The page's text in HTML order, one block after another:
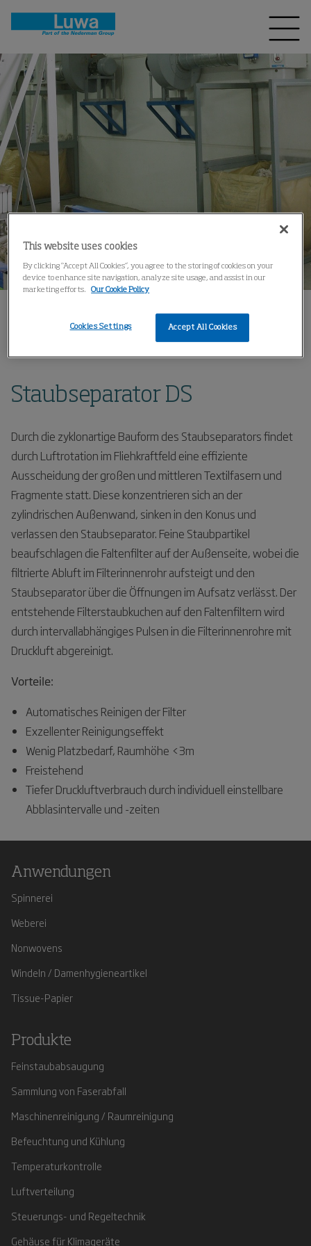
Produkte
Feinstaubabsaugung
Staubseparator DS
Durch die zyklonartige Bauform des Staubseparators findet
durch Luftrotation im Fliehkraftfeld eine effiziente
Ausscheidung der großen und mittleren Textilfasern und
Fragmente statt. Diese konzentrieren sich an der
zylindrischen Außenwand, sinken in den Konus und
verlassen den Staubseparator. Feine Staubpartikel
beaufschlagen die Faltenfilter auf der Außenseite, wobei die
filtrierte Abluft im Filterinnenrohr aufsteigt und den
Staubseparator über die Öffnungen im Aufsatz verlässt. Der
entstehende Filterstaubkuchen auf den Faltenfiltern wird
durch intervallabhängiges Pulsen in die Filterinnenrohre mit
Druckluft abgereinigt.
Vorteile:
Automatisches Reinigen der Filter
Exzellenter Reinigungseffekt
Wenig Platzbedarf, Raumhöhe <3m
Freistehend
Tiefer Druckluftverbrauch durch individuell einstellbare
Abblasintervalle und -zeiten
Anwendungen
Spinnerei
Weberei
Nonwovens
Windeln / Damenhygieneartikel
Tissue-Papier
Produkte
Feinstaubabsaugung
Sammlung von Faserabfall
Maschinenreinigung / Raumreinigung
Befeuchtung und Kühlung
Temperaturkontrolle
Luftverteilung
Steuerungs- und Regeltechnik
Gehäuse für Klimageräte
This website uses cookies
By clicking “Accept All Cookies”, you agree to the storing of cookies on your
device to enhance site navigation, analyze site usage, and assist in our
marketing efforts.
Our Cookie Policy
Accept All Cookies
Cookies Settings